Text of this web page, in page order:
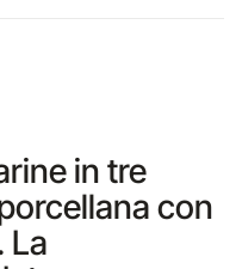
in tre
con
La